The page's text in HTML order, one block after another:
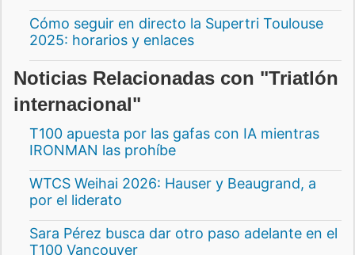
Cómo seguir en directo la Supertri Toulouse
2025: horarios y enlaces
Noticias Relacionadas con "Triatlón
internacional"
T100 apuesta por las gafas con IA mientras
IRONMAN las prohíbe
WTCS Weihai 2026: Hauser y Beaugrand, a
por el liderato
Sara Pérez busca dar otro paso adelante en el
T100 Vancouver